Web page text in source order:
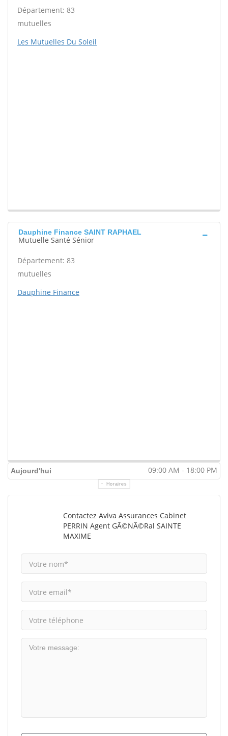
Département: 83
mutuelles
Les Mutuelles Du Soleil
Dauphine Finance SAINT RAPHAEL
Mutuelle Santé Sénior
Département: 83
mutuelles
Dauphine Finance
Aujourd'hui 09:00 AM - 18:00 PM
Horaires
Contactez Aviva Assurances Cabinet
PERRIN Agent GÃ©nÃ©ral SAINTE
MAXIME